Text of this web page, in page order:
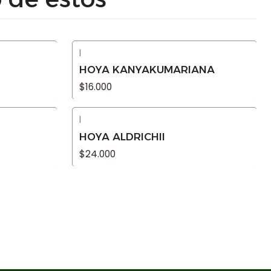
|
HOYA KANYAKUMARIANA
$16.000
|
HOYA ALDRICHII
$24.000